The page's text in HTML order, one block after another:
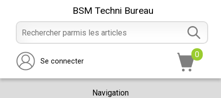
BSM Techni Bureau
Se connecter
0
Navigation